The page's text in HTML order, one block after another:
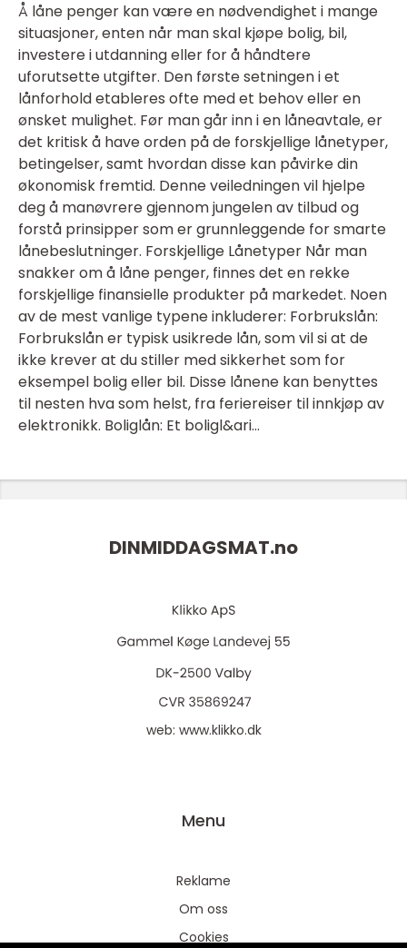
Å låne penger kan være en nødvendighet i mange
situasjoner, enten når man skal kjøpe bolig, bil,
investere i utdanning eller for å håndtere
uforutsette utgifter. Den første setningen i et
lånforhold etableres ofte med et behov eller en
ønsket mulighet. Før man går inn i en låneavtale, er
det kritisk å have orden på de forskjellige lånetyper,
betingelser, samt hvordan disse kan påvirke din
økonomisk fremtid. Denne veiledningen vil hjelpe
deg å manøvrere gjennom jungelen av tilbud og
forstå prinsipper som er grunnleggende for smarte
lånebeslutninger. Forskjellige Lånetyper Når man
snakker om å låne penger, finnes det en rekke
forskjellige finansielle produkter på markedet. Noen
av de mest vanlige typene inkluderer: Forbrukslån:
Forbrukslån er typisk usikrede lån, som vil si at de
ikke krever at du stiller med sikkerhet som for
eksempel bolig eller bil. Disse lånene kan benyttes
til nesten hva som helst, fra feriereiser til innkjøp av
elektronikk. Boliglån: Et boligl&ari...
DINMIDDAGSMAT.no
web: www.klikko.dk
Menu
Reklame
Om oss
Cookies